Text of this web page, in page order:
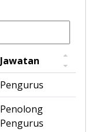
Jawatan
Pengurus
Penolong
Pengurus